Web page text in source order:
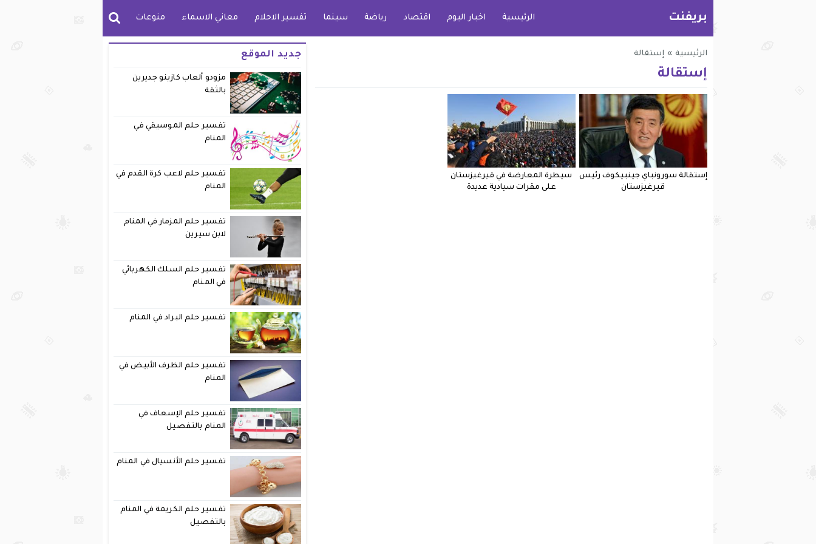
بريفنت الرئيسية اخبار اليوم اقتصاد رياضة سينما تفسير الاحلام معاني الاسماء منوعات
الرئيسية » إستقالة
إستقالة
إستقالة سورونباي جينبيكوف رئيس
قيرغيزستان
سيطرة المعارضة في قيرغيزستان
على مقرات سيادية عديدة
جديد الموقع
مزودو ألعاب كازينو جديرين
بالثقة
تفسير حلم الموسيقي في
المنام
تفسير حلم لاعب كرة القدم في
المنام
تفسير حلم المزمار في المنام
لابن سيرين
تفسير حلم السلك الكهربائي
في المنام
تفسير حلم البراد في المنام
تفسير حلم الظرف الأبيض في
المنام
تفسير حلم الإسعاف في
المنام بالتفصيل
تفسير حلم الأنسيال في المنام
تفسير حلم الكريمة في المنام
بالتفصيل